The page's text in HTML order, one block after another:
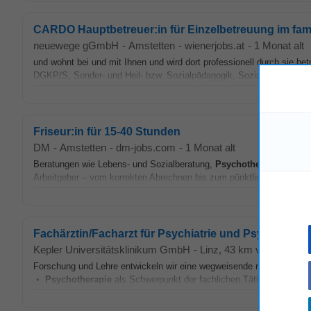
CARDO Hauptbetreuer:in für Einzelbetreuung im
neuewege gGmbH - Amstetten - wienerjobs.at - 1 Monat alt
und wohnt bei und mit Ihnen und wird dort professionell durch sie
DGKP/S, Sonder- und Heil- bzw. Sozialpädagogik, Sozialarbeit,
Friseur:in für 15-40 Stunden
DM - Amstetten - dm-jobs.com - 1 Monat alt
Beratungen wie Lebens- und Sozialberatung, Psychotherapie
oder
Arbeitgeber – vom korrekten Abrechnen bis zum pünktlichen Gehalt,
Fachärztin/Facharzt für Psychiatrie und
Kepler Universitätsklinikum GmbH - Linz, 43 km von
Forschung und Lehre entwickeln wir eine wegweisende
• Psychotherapie als Schwerpunkt der fachlichen Tätigkeit •